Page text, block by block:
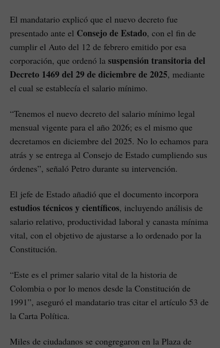
El mandatario explicó que el nuevo decreto fue
presentado ante el Consejo de Estado, con el fin de
cumplir el Auto del 12 de febrero emitido por esa
corporación, que ordenó la suspensión transitoria del
Decreto 1469 del 29 de diciembre de 2025, mediante
el cual se establecía el salario mínimo.
“Tenemos el nuevo decreto del salario mínimo legal
mensual vigente para el año 2026; es el mismo que
decretamos en diciembre del 2025. No lo echamos para
atrás y se entrega al Consejo de Estado cumpliendo sus
órdenes”, señaló Petro durante su intervención.
El jefe de Estado añadió que el documento incorpora
estudios técnicos y científicos, incluyendo análisis de
salario relativo, productividad laboral y canasta mínima
vital, con el objetivo de ajustarse a lo ordenado por la
Constitución.
“Este es el primer salario vital de la historia de
Colombia o por lo menos desde la Constitución de
1991”, aseguró el mandatario tras citar el artículo 53 de
la Carta Política.
Miles de ciudadanos se congregaron en la Plaza de